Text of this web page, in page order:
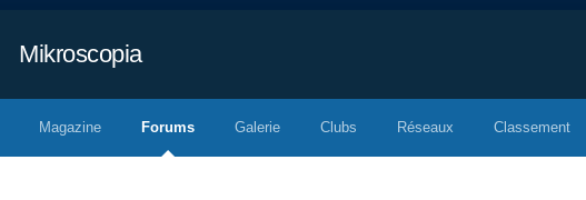
Mikroscopia
Magazine Forums Galerie Clubs Réseaux Classement